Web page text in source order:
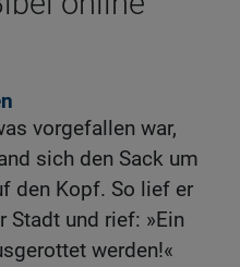
vorgefallen war,
sich den Sack um
den Kopf. So lief er
Stadt und rief: »Ein
werden!«